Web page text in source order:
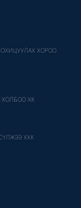
ХОРОО
ХК
ХХК